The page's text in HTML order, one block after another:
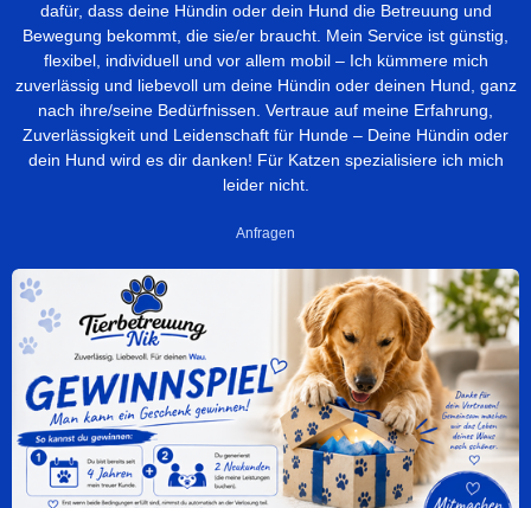
dafür, dass deine Hündin oder dein Hund die Betreuung und
Bewegung bekommt, die sie/er braucht. Mein Service ist günstig,
flexibel, individuell und vor allem mobil – Ich kümmere mich
zuverlässig und liebevoll um deine Hündin oder deinen Hund, ganz
nach ihre/seine Bedürfnissen. Vertraue auf meine Erfahrung,
Zuverlässigkeit und Leidenschaft für Hunde – Deine Hündin oder
dein Hund wird es dir danken! Für Katzen spezialisiere ich mich
leider nicht.
Anfragen